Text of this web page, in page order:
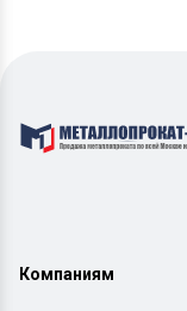
Компаниям